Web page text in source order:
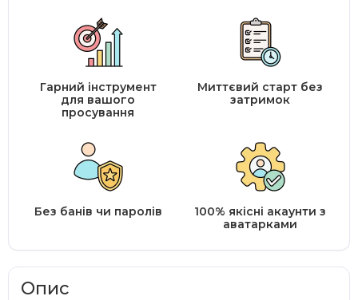
Гарний інструмент
для вашого
просування
Миттєвий старт без
затримок
Без банів чи паролів
100% якісні акаунти з
аватарками
Опис